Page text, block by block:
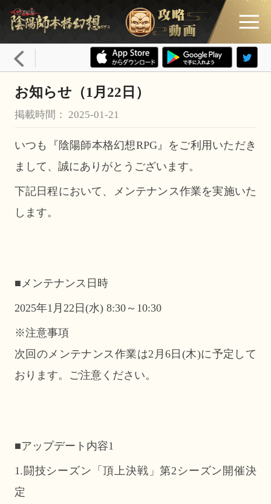
お知らせ（1月22日）
掲載時間： 2025-01-21
いつも『陰陽師本格幻想RPG』をご利用いただき
まして、誠にありがとうございます。
下記日程において、メンテナンス作業を実施いた
します。
■メンテナンス日時
2025年1月22日(水) 8:30～10:30
※注意事項
次回のメンテナンス作業は2月6日(木)に予定して
おります。ご注意ください。
■アップデート内容1
1.闘技シーズン「頂上決戦」第2シーズン開催決
定